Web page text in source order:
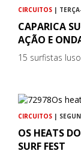
CIRCUITOS |
CAPARICA
AÇÃO E
15 surfistas
CIRCUITOS |
OS HEATS
SURF FEST